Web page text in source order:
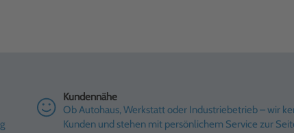
Kundennähe
Ob Autohaus, Werkstatt oder Industriebetrieb – wir
Kunden und stehen mit persönlichem Service zur